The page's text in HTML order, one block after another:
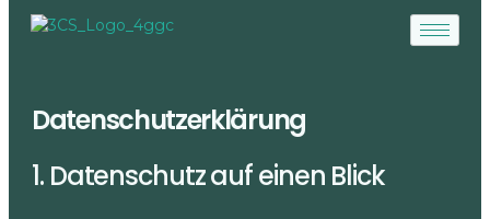
Datenschutzerklärung
1. Datenschutz auf einen Blick